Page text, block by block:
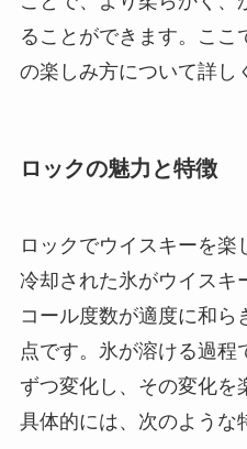
ることができます。ここ
の楽しみ方について詳し
ロックの魅力と特徴
ロックでウイスキーを楽
冷却された氷がウイスキ
コール度数が適度に和ら
点です。氷が溶ける過程
ずつ変化し、その変化を
具体的には、次のような